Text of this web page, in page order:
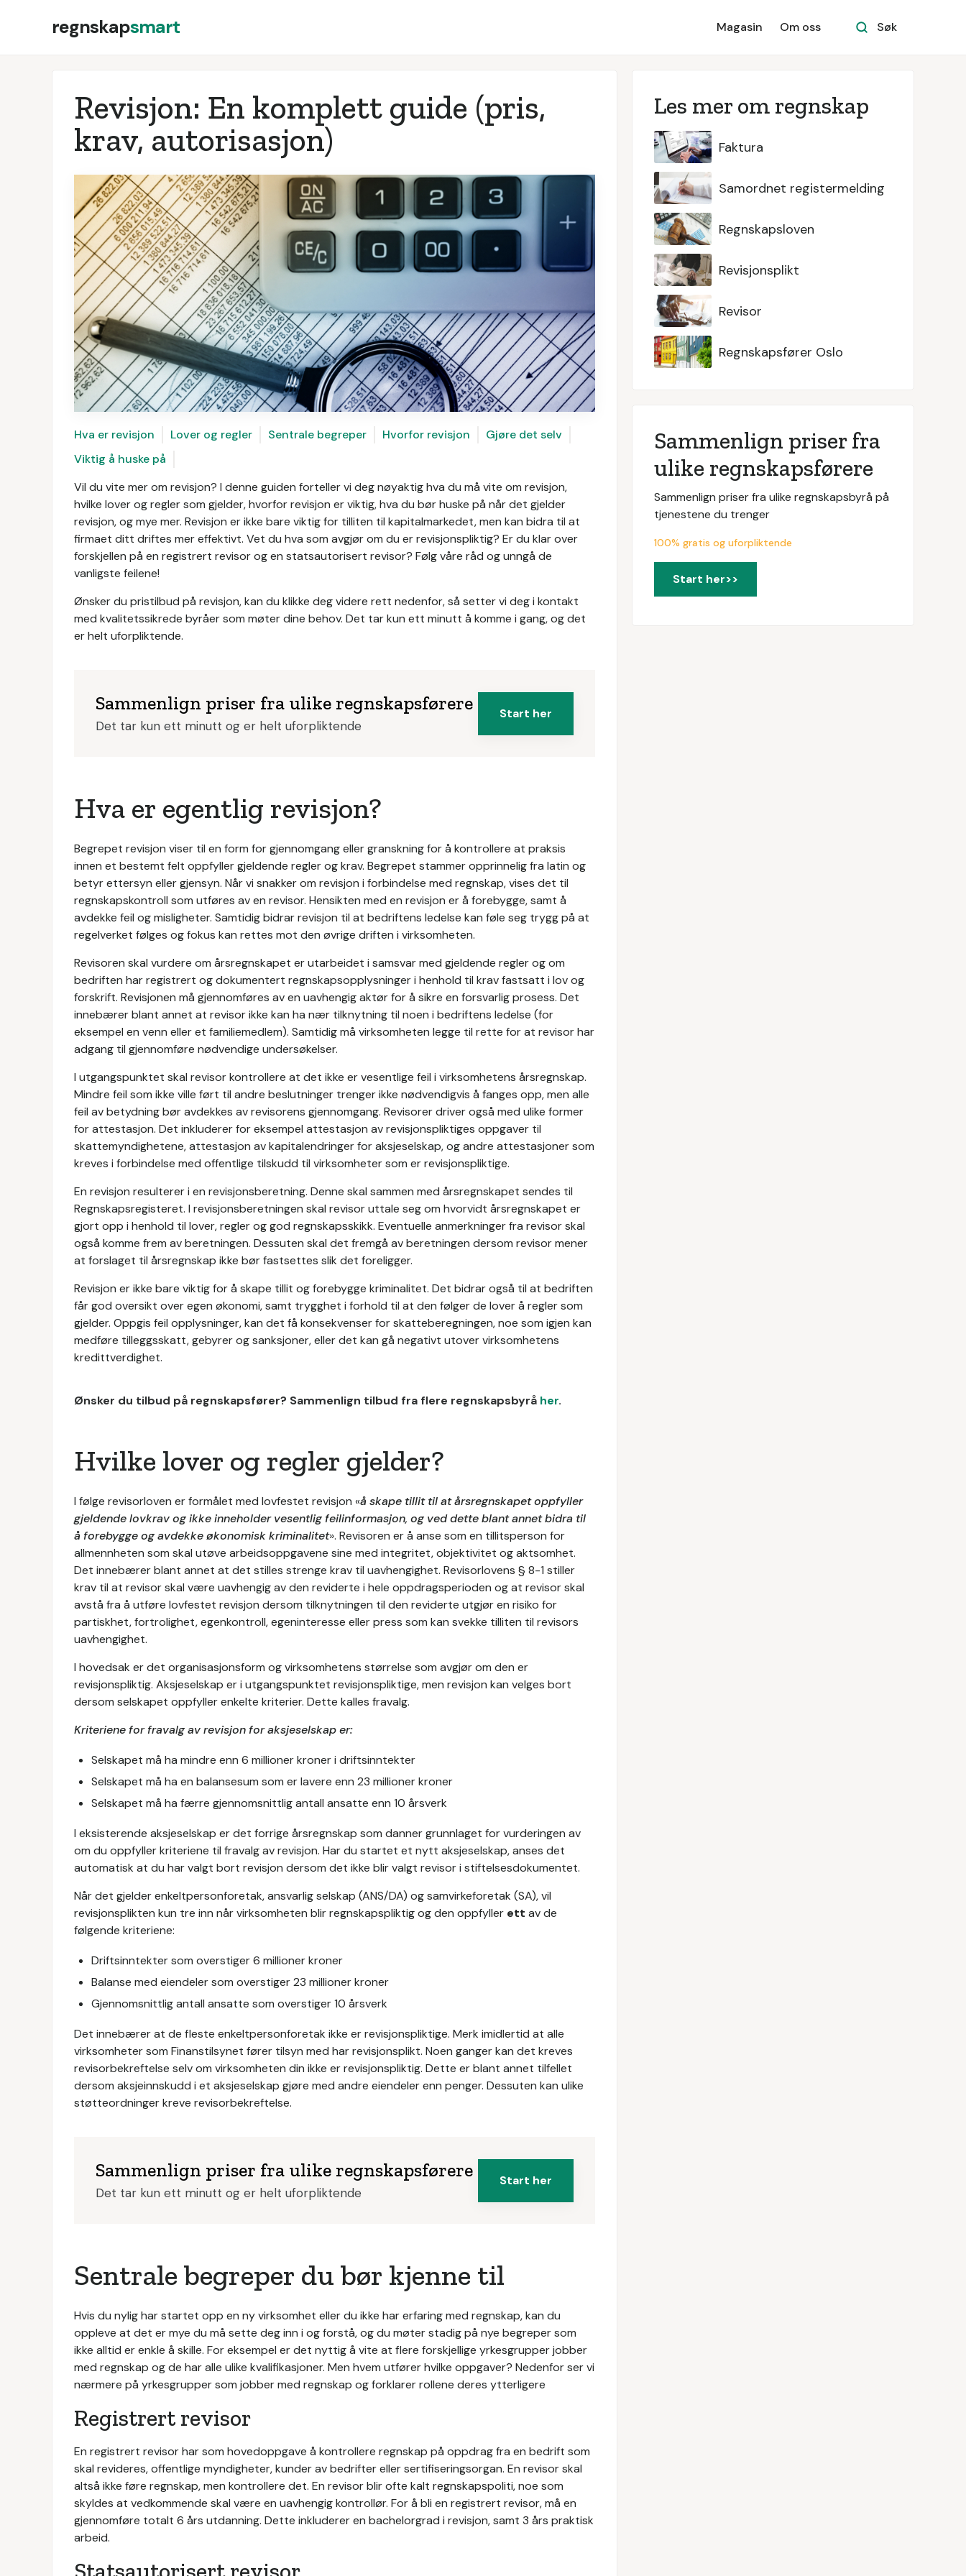
regnskapsmart Magasin Om oss Søk
Revisjon: En komplett guide (pris,
krav, autorisasjon)
Hva er revisjon Lover og regler Sentrale begreper Hvorfor revisjon
Gjøre det selv
Viktig å huske på
Vil du vite mer om revisjon? I denne guiden forteller vi deg nøyaktig hva du må vite om revisjon,
hvilke lover og regler som gjelder, hvorfor revisjon er viktig, hva du bør huske på når det gjelder
revisjon, og mye mer. Revisjon er ikke bare viktig for tilliten til kapitalmarkedet, men kan bidra til at
firmaet ditt driftes mer effektivt. Vet du hva som avgjør om du er revisjonspliktig? Er du klar over
forskjellen på en registrert revisor og en statsautorisert revisor? Følg våre råd og unngå de
vanligste feilene!
Ønsker du pristilbud på revisjon, kan du klikke deg videre rett nedenfor, så setter vi deg i kontakt
med kvalitetssikrede byråer som møter dine behov. Det tar kun ett minutt å komme i gang, og det
er helt uforpliktende.
Sammenlign priser fra ulike regnskapsførere
Det tar kun ett minutt og er helt uforpliktende
Start her
Hva er egentlig revisjon?
Begrepet revisjon viser til en form for gjennomgang eller granskning for å kontrollere at praksis
innen et bestemt felt oppfyller gjeldende regler og krav. Begrepet stammer opprinnelig fra latin og
betyr ettersyn eller gjensyn. Når vi snakker om revisjon i forbindelse med regnskap, vises det til
regnskapskontroll som utføres av en revisor. Hensikten med en revisjon er å forebygge, samt å
avdekke feil og misligheter. Samtidig bidrar revisjon til at bedriftens ledelse kan føle seg trygg på at
regelverket følges og fokus kan rettes mot den øvrige driften i virksomheten.
Revisoren skal vurdere om årsregnskapet er utarbeidet i samsvar med gjeldende regler og om
bedriften har registrert og dokumentert regnskapsopplysninger i henhold til krav fastsatt i lov og
forskrift. Revisjonen må gjennomføres av en uavhengig aktør for å sikre en forsvarlig prosess. Det
innebærer blant annet at revisor ikke kan ha nær tilknytning til noen i bedriftens ledelse (for
eksempel en venn eller et familiemedlem). Samtidig må virksomheten legge til rette for at revisor har
adgang til gjennomføre nødvendige undersøkelser.
I utgangspunktet skal revisor kontrollere at det ikke er vesentlige feil i virksomhetens årsregnskap.
Mindre feil som ikke ville ført til andre beslutninger trenger ikke nødvendigvis å fanges opp, men alle
feil av betydning bør avdekkes av revisorens gjennomgang. Revisorer driver også med ulike former
for attestasjon. Det inkluderer for eksempel attestasjon av revisjonspliktiges oppgaver til
skattemyndighetene, attestasjon av kapitalendringer for aksjeselskap, og andre attestasjoner som
kreves i forbindelse med offentlige tilskudd til virksomheter som er revisjonspliktige.
En revisjon resulterer i en revisjonsberetning. Denne skal sammen med årsregnskapet sendes til
Regnskapsregisteret. I revisjonsberetningen skal revisor uttale seg om hvorvidt årsregnskapet er
gjort opp i henhold til lover, regler og god regnskapsskikk. Eventuelle anmerkninger fra revisor skal
også komme frem av beretningen. Dessuten skal det fremgå av beretningen dersom revisor mener
at forslaget til årsregnskap ikke bør fastsettes slik det foreligger.
Revisjon er ikke bare viktig for å skape tillit og forebygge kriminalitet. Det bidrar også til at bedriften
får god oversikt over egen økonomi, samt trygghet i forhold til at den følger de lover å regler som
gjelder. Oppgis feil opplysninger, kan det få konsekvenser for skatteberegningen, noe som igjen kan
medføre tilleggsskatt, gebyrer og sanksjoner, eller det kan gå negativt utover virksomhetens
kredittverdighet.
Ønsker du tilbud på regnskapsfører? Sammenlign tilbud fra flere regnskapsbyrå her.
Hvilke lover og regler gjelder?
I følge revisorloven er formålet med lovfestet revisjon «å skape tillit til at årsregnskapet oppfyller
gjeldende lovkrav og ikke inneholder vesentlig feilinformasjon, og ved dette blant annet bidra til
å forebygge og avdekke økonomisk kriminalitet». Revisoren er å anse som en tillitsperson for
allmennheten som skal utøve arbeidsoppgavene sine med integritet, objektivitet og aktsomhet.
Det innebærer blant annet at det stilles strenge krav til uavhengighet. Revisorlovens § 8-1 stiller
krav til at revisor skal være uavhengig av den reviderte i hele oppdragsperioden og at revisor skal
avstå fra å utføre lovfestet revisjon dersom tilknytningen til den reviderte utgjør en risiko for
partiskhet, fortrolighet, egenkontroll, egeninteresse eller press som kan svekke tilliten til revisors
uavhengighet.
I hovedsak er det organisasjonsform og virksomhetens størrelse som avgjør om den er
revisjonspliktig. Aksjeselskap er i utgangspunktet revisjonspliktige, men revisjon kan velges bort
dersom selskapet oppfyller enkelte kriterier. Dette kalles fravalg.
Kriteriene for fravalg av revisjon for aksjeselskap er:
Selskapet må ha mindre enn 6 millioner kroner i driftsinntekter
Selskapet må ha en balansesum som er lavere enn 23 millioner kroner
Selskapet må ha færre gjennomsnittlig antall ansatte enn 10 årsverk
I eksisterende aksjeselskap er det forrige årsregnskap som danner grunnlaget for vurderingen av
om du oppfyller kriteriene til fravalg av revisjon. Har du startet et nytt aksjeselskap, anses det
automatisk at du har valgt bort revisjon dersom det ikke blir valgt revisor i stiftelsesdokumentet.
Når det gjelder enkeltpersonforetak, ansvarlig selskap (ANS/DA) og samvirkeforetak (SA), vil
revisjonsplikten kun tre inn når virksomheten blir regnskapspliktig og den oppfyller ett av de
følgende kriteriene:
Driftsinntekter som overstiger 6 millioner kroner
Balanse med eiendeler som overstiger 23 millioner kroner
Gjennomsnittlig antall ansatte som overstiger 10 årsverk
Det innebærer at de fleste enkeltpersonforetak ikke er revisjonspliktige. Merk imidlertid at alle
virksomheter som Finanstilsynet fører tilsyn med har revisjonsplikt. Noen ganger kan det kreves
revisorbekreftelse selv om virksomheten din ikke er revisjonspliktig. Dette er blant annet tilfellet
dersom aksjeinnskudd i et aksjeselskap gjøre med andre eiendeler enn penger. Dessuten kan ulike
støtteordninger kreve revisorbekreftelse.
Sammenlign priser fra ulike regnskapsførere
Det tar kun ett minutt og er helt uforpliktende
Start her
Sentrale begreper du bør kjenne til
Hvis du nylig har startet opp en ny virksomhet eller du ikke har erfaring med regnskap, kan du
oppleve at det er mye du må sette deg inn i og forstå, og du møter stadig på nye begreper som
ikke alltid er enkle å skille. For eksempel er det nyttig å vite at flere forskjellige yrkesgrupper jobber
med regnskap og de har alle ulike kvalifikasjoner. Men hvem utfører hvilke oppgaver? Nedenfor ser vi
nærmere på yrkesgrupper som jobber med regnskap og forklarer rollene deres ytterligere
Registrert revisor
En registrert revisor har som hovedoppgave å kontrollere regnskap på oppdrag fra en bedrift som
skal revideres, offentlige myndigheter, kunder av bedrifter eller sertifiseringsorgan. En revisor skal
altså ikke føre regnskap, men kontrollere det. En revisor blir ofte kalt regnskapspoliti, noe som
skyldes at vedkommende skal være en uavhengig kontrollør. For å bli en registrert revisor, må en
gjennomføre totalt 6 års utdanning. Dette inkluderer en bachelorgrad i revisjon, samt 3 års praktisk
arbeid.
Les mer om regnskap
Faktura
Samordnet registermelding
Regnskapsloven
Revisjonsplikt
Revisor
Regnskapsfører Oslo
Sammenlign priser fra
ulike regnskapsførere
Sammenlign priser fra ulike regnskapsbyrå på
tjenestene du trenger
100% gratis og uforpliktende
Start her>>